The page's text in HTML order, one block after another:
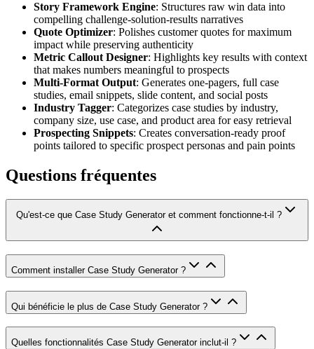
Story Framework Engine: Structures raw win data into
compelling challenge-solution-results narratives
Quote Optimizer: Polishes customer quotes for maximum
impact while preserving authenticity
Metric Callout Designer: Highlights key results with context
that makes numbers meaningful to prospects
Multi-Format Output: Generates one-pagers, full case
studies, email snippets, slide content, and social posts
Industry Tagger: Categorizes case studies by industry,
company size, use case, and product area for easy retrieval
Prospecting Snippets: Creates conversation-ready proof
points tailored to specific prospect personas and pain points
Questions fréquentes
Qu'est-ce que Case Study Generator et comment fonctionne-t-il ?
Comment installer Case Study Generator ?
Qui bénéficie le plus de Case Study Generator ?
Quelles fonctionnalités Case Study Generator inclut-il ?